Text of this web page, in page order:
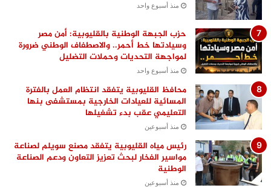
منذ أسبوع واحد
حزب الجبهة الوطنية بالقليوبية: أمن مصر
وسيادتها خط أحمر.. والاصطفاف الوطني ضرورة
لمواجهة التحديات وحملات التضليل
منذ أسبوع واحد
محافظ القليوبية يتفقد انتظام العمل بالفترة
المسائية للعيادات الخارجية بمستشفى بنها
التعليمي عقب بدء تشغيلها
منذ أسبوعين
رئيس مياه القليوبية يتفقد مصنع سويلم لصناعة
مواسير الفخار لبحث تعزيز التعاون ودعم الصناعة
الوطنية
منذ أسبوعين